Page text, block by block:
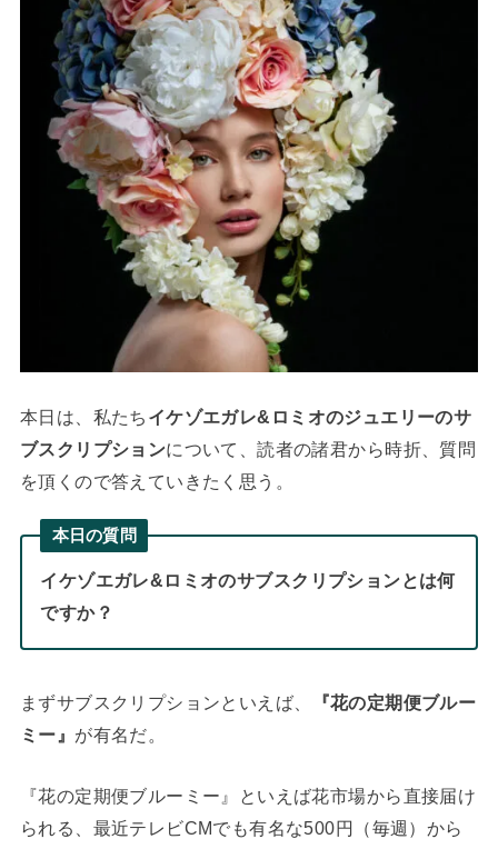
本日は、私たち イケゾエガレ&ロミオのジュエリーのサ
ブスクリプションについて、読者の諸君から時折、質問
を頂くので答えていきたく思う。
本日の質問
イケゾエガレ&ロミオのサブスクリプションとは何
ですか？
まずサブスクリプションといえば、
『花の定期便ブルー
ミー』 が有名だ。
『花の定期便ブルーミー』といえば花市場から直接届け
られる、最近テレビCMでも有名な500円（毎週）から